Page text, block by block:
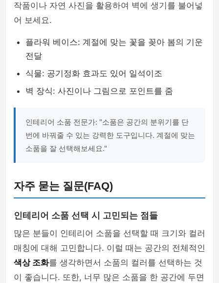
작품이나 자연 사진을 활용하여 벽에 생기를 불어넣
어 보세요.
플라워 베이스: 계절에 맞는 꽃을 꽂아 봄의 기운
전달
식물: 공기정화 효과도 있어 일석이조
벽 장식: 사진이나 그림으로 포인트를 줌
인테리어 소품 전문가: "소품은 공간의 분위기를 단
번에 바꿔줄 수 있는 강력한 도구입니다. 계절에 맞는
소품을 잘 선택해보세요."
자주 묻는 질문(FAQ)
인테리어 소품 선택 시 고민되는 점들
많은 분들이 인테리어 소품을 선택할 때 크기와 컬러
매칭에 대해 고민합니다. 이럴 때는 공간의 전체적인
색상 조화를 생각하면서 소품의 컬러를 선택하는 것
이 좋습니다. 또한, 너무 많은 소품을 한 공간에 두면